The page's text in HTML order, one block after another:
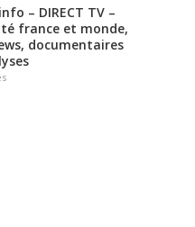
– DIRECT TV –
france et monde,
documentaires